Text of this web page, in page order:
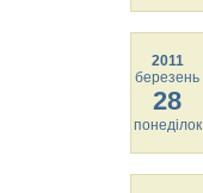
2011
березень
28
понеділок